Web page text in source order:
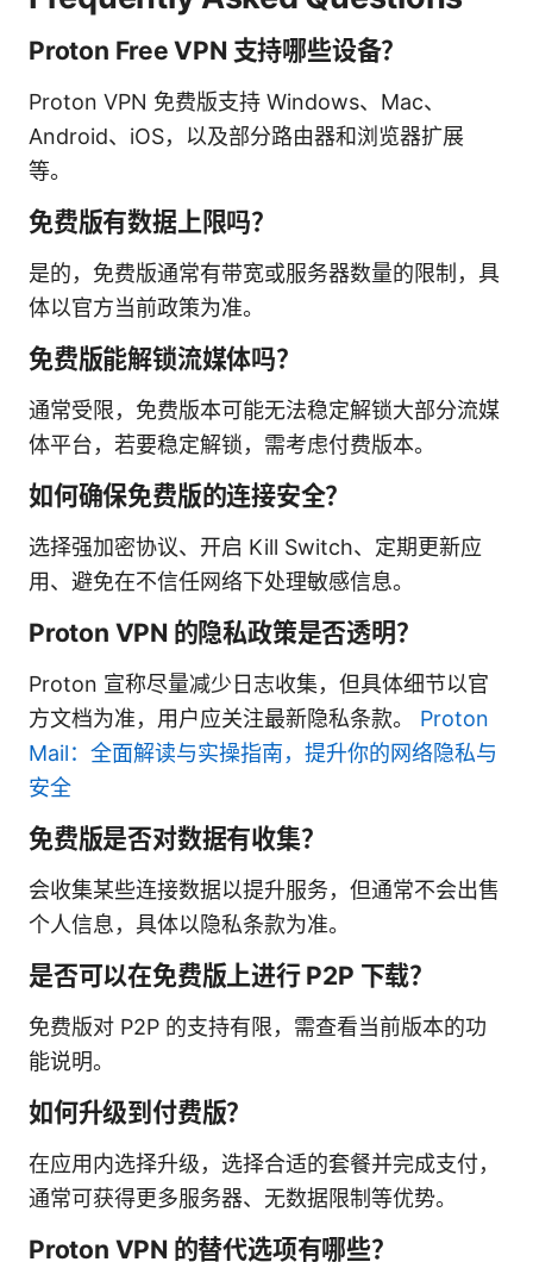
Proton Free VPN 支持哪些设备？
Proton VPN 免费版支持 Windows、Mac、
Android、iOS，以及部分路由器和浏览器扩展
等。
免费版有数据上限吗？
是的，免费版通常有带宽或服务器数量的限制，具
体以官方当前政策为准。
免费版能解锁流媒体吗？
通常受限，免费版本可能无法稳定解锁大部分流媒
体平台，若要稳定解锁，需考虑付费版本。
如何确保免费版的连接安全？
选择强加密协议、开启 Kill Switch、定期更新应
用、避免在不信任网络下处理敏感信息。
Proton VPN 的隐私政策是否透明？
Proton 宣称尽量减少日志收集，但具体细节以官
方文档为准，用户应关注最新隐私条款。 Proton
Mail：全面解读与实操指南，提升你的网络隐私与
安全
免费版是否对数据有收集？
会收集某些连接数据以提升服务，但通常不会出售
个人信息，具体以隐私条款为准。
是否可以在免费版上进行 P2P 下载？
免费版对 P2P 的支持有限，需查看当前版本的功
能说明。
如何升级到付费版？
在应用内选择升级，选择合适的套餐并完成支付，
通常可获得更多服务器、无数据限制等优势。
Proton VPN 的替代选项有哪些？